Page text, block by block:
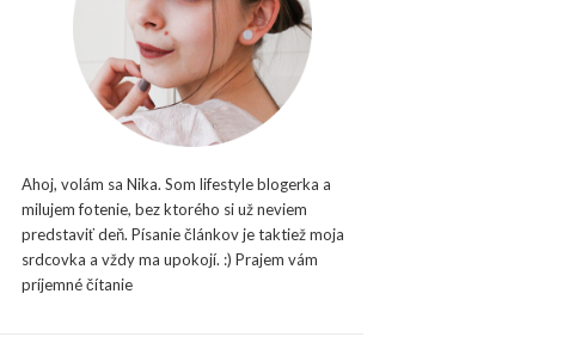
Ahoj, volám sa Nika. Som lifestyle blogerka a
milujem fotenie, bez ktorého si už neviem
predstaviť deň. Písanie článkov je taktiež moja
srdcovka a vždy ma upokojí. :) Prajem vám
príjemné čítanie